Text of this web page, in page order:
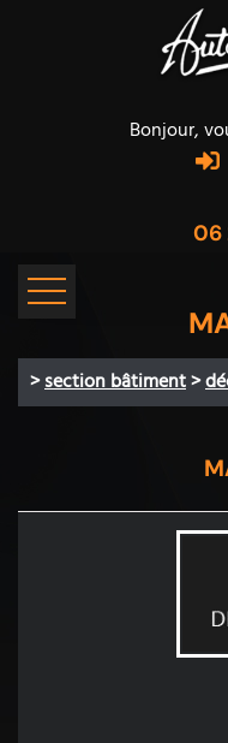
Bonjour,
06
>section bâtiment>